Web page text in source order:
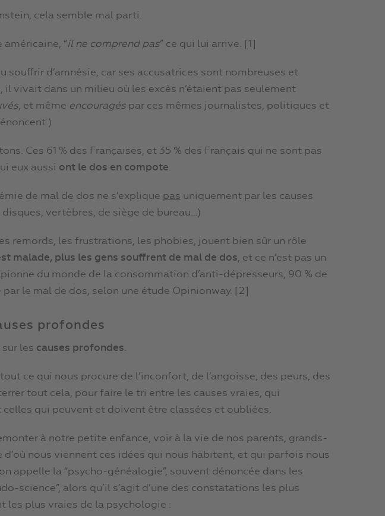
cela semble mal parti.
américaine, “il ne comprend pas” ce qui lui arrive. [1]
souffrir d’amnésie, car ses accusatrices sont nombreuses et
il vivait dans un milieu où les excès n’étaient pas seulement
, et même encouragés par ces mêmes journalistes, politiques et
Ces 61 % des Françaises, et 35 % des Français qui ne sont pas
eux aussi ont le dos en compote.
de mal de dos ne s’explique pas uniquement par les causes
vertèbres, de siège de bureau…)
remords, les frustrations, les phobies, jouent bien sûr un rôle
malade, plus les gens souffrent de mal de dos, et ce n’est pas un
du monde de la consommation d’anti-dépresseurs, 90 % de
le mal de dos, selon une étude Opinionway. [2]
profondes
les causes profondes.
ce qui nous procure de l’inconfort, de l’angoisse, des peurs, des
tout cela, pour faire le tri entre les causes vraies, qui
qui peuvent et doivent être classées et oubliées.
à notre petite enfance, voir à la vie de nos parents, grands-
nous viennent ces idées qui nous habitent, et qui parfois nous
appelle la “psycho-généalogie”, souvent dénoncée dans les
science”, alors qu’il s’agit d’une des constatations les plus
les plus vraies de la psychologie :